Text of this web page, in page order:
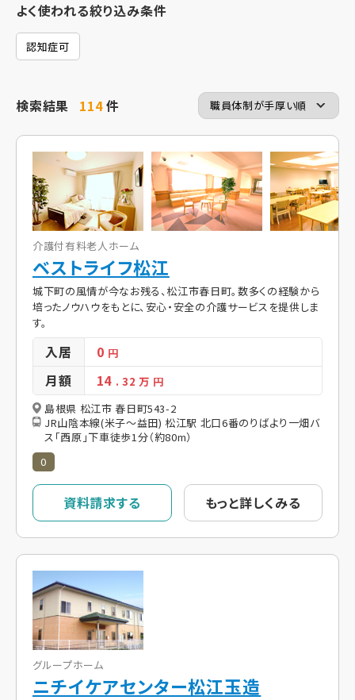
よく使われる絞り込み条件
認知症可
検索結果 114件
介護付有料老人ホーム
ベストライフ松江
城下町の風情が今なお残る、松江市春日町。数多くの経験から
培ったノウハウをもとに、安心・安全の介護サービスを提供しま
す。
入居 0 円
月額 14 . 32万 円
島根県 松江市 春日町543-2
JR山陰本線(米子～益田) 松江駅 北口6番のりばより一畑バ
ス「西原」下車徒歩1分（約80m）
0
資料請求する もっと詳しくみる
グループホーム
ニチイケアセンター松江玉造